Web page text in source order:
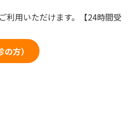
利用いただけます。【24時間受
方）